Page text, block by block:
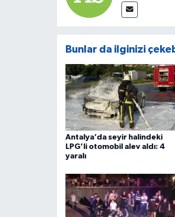
Bunlar da ilginizi
Antalya’da seyir halindeki
LPG’li otomobil alev aldı: 4
yaralı